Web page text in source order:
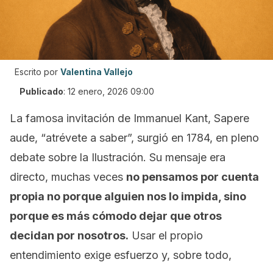
Escrito por Valentina Vallejo
Publicado: 12 enero, 2026 09:00
La famosa invitación de Immanuel Kant, Sapere
aude, “atrévete a saber”, surgió en 1784, en pleno
debate sobre la Ilustración. Su mensaje era
directo, muchas veces no pensamos por cuenta
propia no porque alguien nos lo impida, sino
porque es más cómodo dejar que otros
decidan por nosotros. Usar el propio
entendimiento exige esfuerzo y, sobre todo,